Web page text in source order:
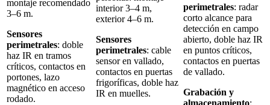
montaje recomendado
3–6 m.
Sensores
perimetrales: doble
haz IR en tramos
críticos, contactos en
portones, lazo
magnético en acceso
rodado.
interior 3–4 m,
exterior 4–6 m.
Sensores
perimetrales: cable
sensor en vallado,
contactos en puertas
frigoríficas, doble haz
IR en muelles.
perimetrales: radar
corto alcance para
detección en campo
abierto, doble haz IR
en puntos críticos,
contactos en puertas
de vallado.
Grabación y